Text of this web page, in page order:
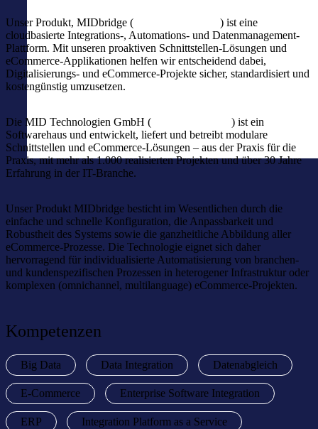
Unser Produkt, MIDbridge (
) ist eine
cloudbasierte Integrations-, Automations- und Datenmanagement-
Plattform. Mit unseren proaktiven Schnittstellen-Lösungen und
eCommerce-Applikationen helfen wir entscheidend dabei,
Digitalisierungs- und eCommerce-Projekte sicher, standardisiert und
kostengünstig umzusetzen.
Die MID Technologien GmbH (
) ist ein
Softwarehaus und entwickelt, liefert und betreibt modulare
Schnittstellen und eCommerce-Lösungen – aus der Praxis für die
Praxis, mit mehr als 1.000 realisierten Projekten und über 30 Jahre
Erfahrung in der IT-Branche.
Unser Produkt MIDbridge besticht im Wesentlichen durch die
einfache und schnelle Konfiguration, die Anpassbarkeit und
Robustheit des Systems sowie die ganzheitliche Abbildung aller
eCommerce-Prozesse. Die Technologie eignet sich daher
hervorragend für individualisierte Automatisierung von branchen-
und kundenspezifischen Prozessen in heterogener Infrastruktur oder
komplexen (omnichannel, multilanguage) eCommerce-Projekten.
Kompetenzen
Big Data Data Integration Datenabgleich
E-Commerce Enterprise Software Integration
ERP Integration Platform as a Service